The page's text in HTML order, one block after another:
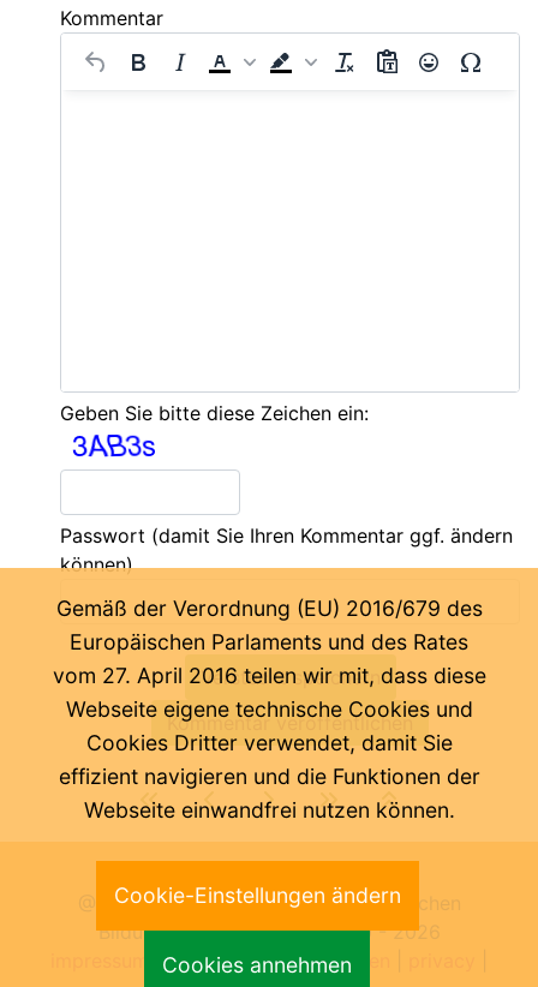
Kommentar
Geben Sie bitte diese Zeichen ein:
Passwort (damit Sie Ihren Kommentar ggf. ändern
können)
@ Pädagogische Abteilung der Deutschen
Bildungsdirektion Bozen 2000 -2026
|benutzungsbedingungen
Gemäß der Verordnung (EU) 2016/679 des
Europäischen Parlaments und des Rates
vom 27. April 2016 teilen wir mit, dass diese
Webseite eigene technische Cookies und
Cookies Dritter verwendet, damit Sie
effizient navigieren und die Funktionen der
Webseite einwandfrei nutzen können.
Cookie-Einstellungen ändern
Cookies annehmen